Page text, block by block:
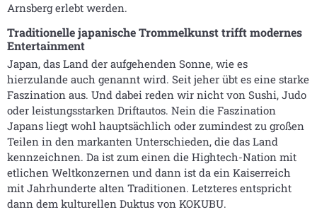
Arnsberg erlebt werden.
Traditionelle japanische Trommelkunst trifft modernes
Entertainment
Japan, das Land der aufgehenden Sonne, wie es
hierzulande auch genannt wird. Seit jeher übt es eine starke
Faszination aus. Und dabei reden wir nicht von Sushi, Judo
oder leistungsstarken Driftautos. Nein die Faszination
Japans liegt wohl hauptsächlich oder zumindest zu großen
Teilen in den markanten Unterschieden, die das Land
kennzeichnen. Da ist zum einen die Hightech-Nation mit
etlichen Weltkonzernen und dann ist da ein Kaiserreich
mit Jahrhunderte alten Traditionen. Letzteres entspricht
dann dem kulturellen Duktus von KOKUBU.